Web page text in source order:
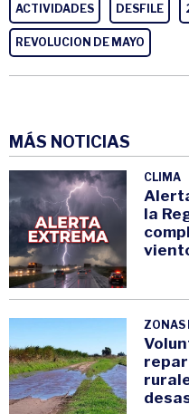
ACTIVIDADES DESFILE
REVOLUCION DE MAYO
MÁS NOTICIAS
CLIMA
la
ZONAS